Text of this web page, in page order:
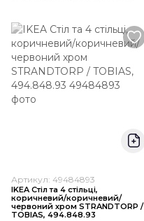
Артикул: 49484893
IKEA Стіл та 4 стільці,
коричневий/коричневий/
червоний хром STRANDTORP /
TOBIAS, 494.848.93